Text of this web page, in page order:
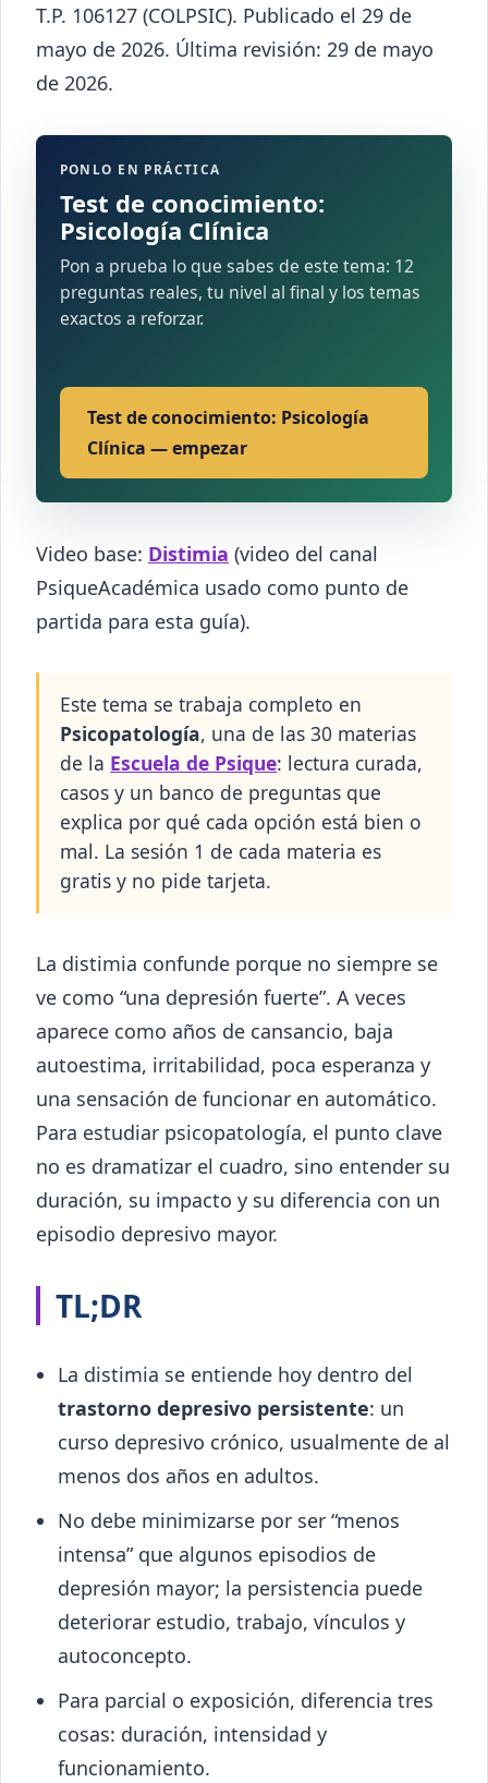
T.P. 106127 (COLPSIC). Publicado el 29 de
mayo de 2026. Última revisión: 29 de mayo
de 2026.
PONLO EN PRÁCTICA
Test de conocimiento:
Psicología Clínica
Pon a prueba lo que sabes de este tema: 12
preguntas reales, tu nivel al final y los temas
exactos a reforzar.
Test de conocimiento: Psicología
Clínica — empezar
Video base: Distimia (video del canal
PsiqueAcadémica usado como punto de
partida para esta guía).
Este tema se trabaja completo en
Psicopatología, una de las 30 materias
de la Escuela de Psique: lectura curada,
casos y un banco de preguntas que
explica por qué cada opción está bien o
mal. La sesión 1 de cada materia es
gratis y no pide tarjeta.
La distimia confunde porque no siempre se
ve como “una depresión fuerte”. A veces
aparece como años de cansancio, baja
autoestima, irritabilidad, poca esperanza y
una sensación de funcionar en automático.
Para estudiar psicopatología, el punto clave
no es dramatizar el cuadro, sino entender su
duración, su impacto y su diferencia con un
episodio depresivo mayor.
TL;DR
La distimia se entiende hoy dentro del
trastorno depresivo persistente: un
curso depresivo crónico, usualmente de al
menos dos años en adultos.
No debe minimizarse por ser “menos
intensa” que algunos episodios de
depresión mayor; la persistencia puede
deteriorar estudio, trabajo, vínculos y
autoconcepto.
Para parcial o exposición, diferencia tres
cosas: duración, intensidad y
funcionamiento.